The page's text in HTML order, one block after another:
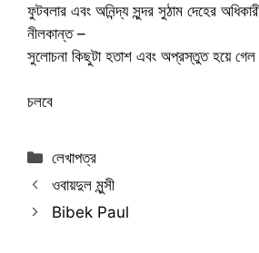
ফুটবলার এবং অনিন্দ্য সুন্দর সুঠাম দেহের
নীলকান্ত –
সুলোচনা কিছুটা হতাশ এবং অপ্রস্তুত হয়ে
চলবে
Categories
লেখাপত্র
ওবায়দুল মুন্সী
Bibek Paul